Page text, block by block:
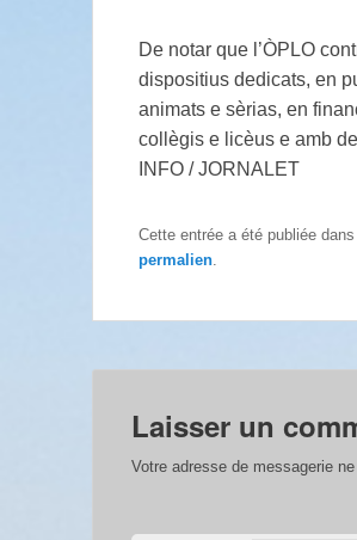
De notar que l’ÒPLO
dispositius dedicats, en
animats e sèrias, en
collègis e licèus e amb
INFO / JORNALET
Cette entrée a été publiée dans
permalien
Laisser un
Votre adresse de messagerie